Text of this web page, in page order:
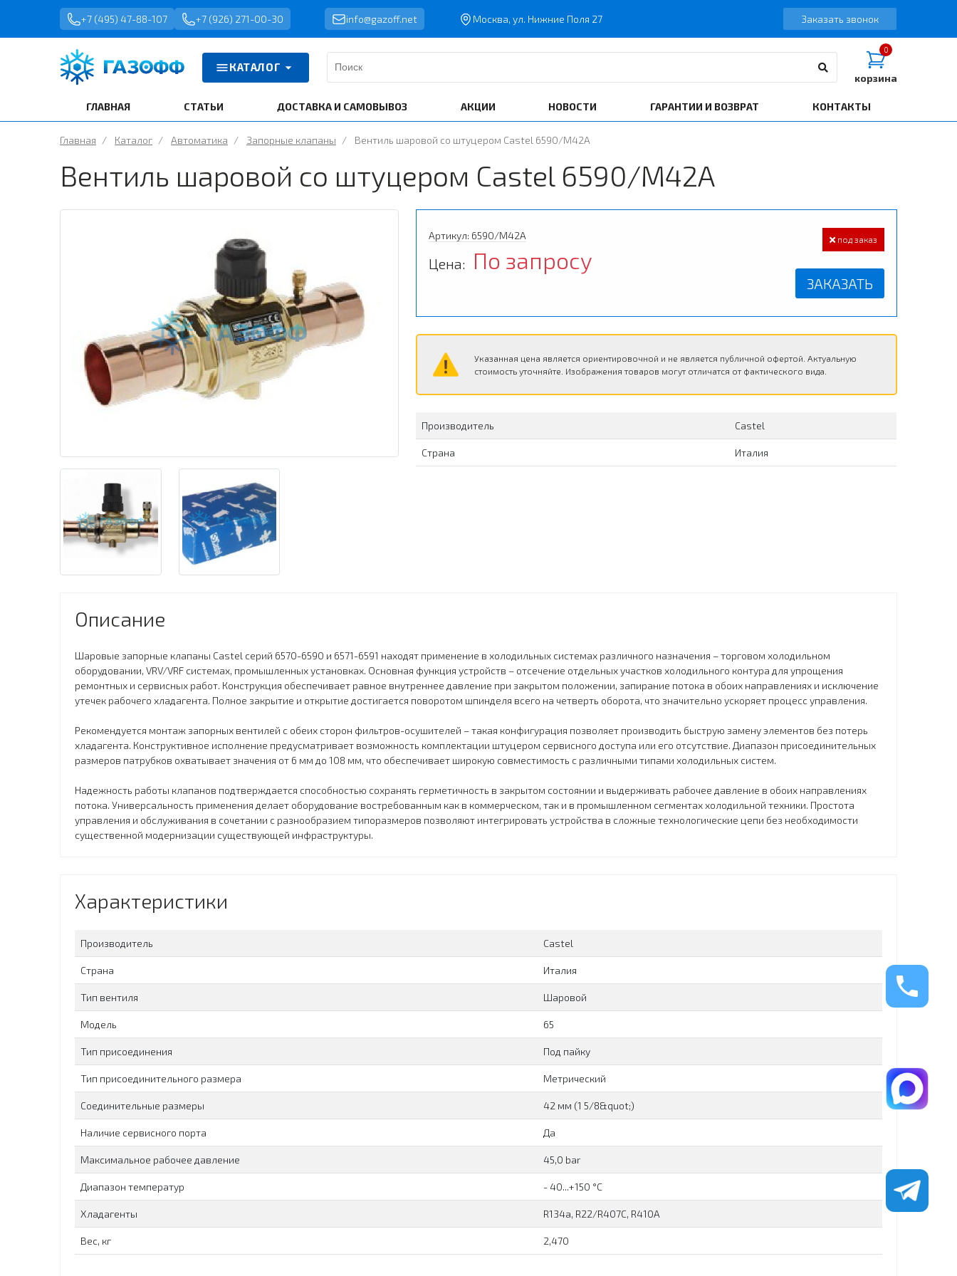
+7 (495) 47-88-107 +7 (926) 271-00-30 info@gazoff.net Москва, ул. Нижние Поля 27 Заказать звонок
КАТАЛОГ
0
корзина
ГЛАВНАЯ СТАТЬИ ДОСТАВКА И САМОВЫВОЗ АКЦИИ НОВОСТИ ГАРАНТИИ И ВОЗВРАТ КОНТАКТЫ
Главная / Каталог / Автоматика / Запорные клапаны / Вентиль шаровой со штуцером Castel 6590/M42A
Вентиль шаровой со штуцером Castel 6590/M42A
Артикул: 6590/M42A
Цена: По запросу
под заказ
ЗАКАЗАТЬ
Указанная цена является ориентировочной и не является публичной офертой. Актуальную
стоимость уточняйте. Изображения товаров могут отличатся от фактического вида.
Производитель Сastel
Страна Италия
Описание
Шаровые запорные клапаны Castel серий 6570-6590 и 6571-6591 находят применение в холодильных системах различного назначения – торговом холодильном
оборудовании, VRV/VRF системах, промышленных установках. Основная функция устройств – отсечение отдельных участков холодильного контура для упрощения
ремонтных и сервисных работ. Конструкция обеспечивает равное внутреннее давление при закрытом положении, запирание потока в обоих направлениях и исключение
утечек рабочего хладагента. Полное закрытие и открытие достигается поворотом шпинделя всего на четверть оборота, что значительно ускоряет процесс управления.
Рекомендуется монтаж запорных вентилей с обеих сторон фильтров-осушителей – такая конфигурация позволяет производить быструю замену элементов без потерь
хладагента. Конструктивное исполнение предусматривает возможность комплектации штуцером сервисного доступа или его отсутствие. Диапазон присоединительных
размеров патрубков охватывает значения от 6 мм до 108 мм, что обеспечивает широкую совместимость с различными типами холодильных систем.
Надежность работы клапанов подтверждается способностью сохранять герметичность в закрытом состоянии и выдерживать рабочее давление в обоих направлениях
потока. Универсальность применения делает оборудование востребованным как в коммерческом, так и в промышленном сегментах холодильной техники. Простота
управления и обслуживания в сочетании с разнообразием типоразмеров позволяют интегрировать устройства в сложные технологические цепи без необходимости
существенной модернизации существующей инфраструктуры.
Характеристики
Производитель Сastel
Страна Италия
Тип вентиля Шаровой
Модель 65
Тип присоединения Под пайку
Тип присоединительного размера Метрический
Соединительные размеры 42 мм (1 5/8&quot;)
Наличие сервисного порта Да
Максимальное рабочее давление 45,0 bar
Диапазон температур - 40...+150 °C
Хладагенты R134a, R22/R407C, R410A
Вес, кг 2,470